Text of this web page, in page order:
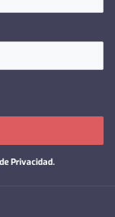
Privacidad.